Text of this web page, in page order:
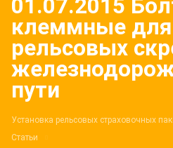
01.07.2015
клеммные для
рельсовых
пути
Установка рельсовых страховочных
Статьи